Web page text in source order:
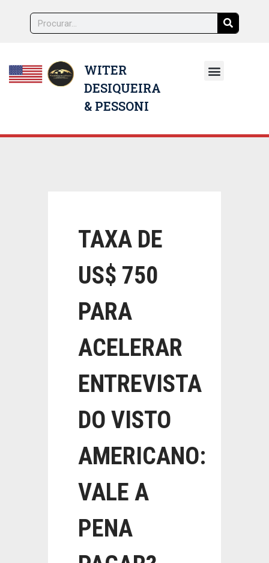
WITER
DESIQUEIRA
& PESSONI
TAXA DE
US$ 750
PARA
ACELERAR
ENTREVISTA
DO VISTO
AMERICANO:
VALE A
PENA